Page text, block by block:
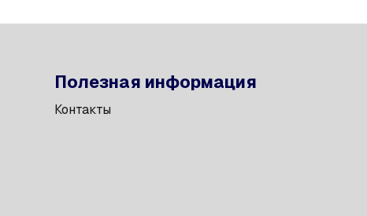
Полезная информация
Контакты